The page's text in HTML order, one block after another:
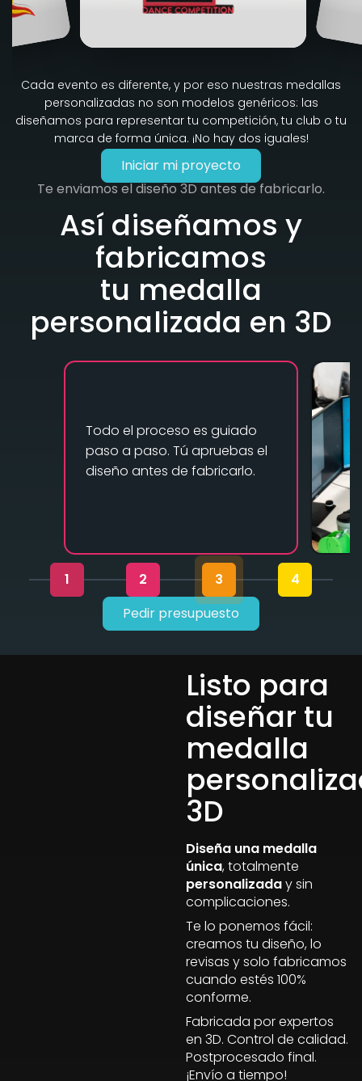
Cada evento es diferente, y por eso nuestras medallas
personalizadas no son modelos genéricos: las
diseñamos para representar tu competición, tu club o tu
marca de forma única. ¡No hay dos iguales!
Iniciar mi proyecto
Te enviamos el diseño 3D antes de fabricarlo.
Así diseñamos y
fabricamos
tu medalla
personalizada en 3D
Todo el proceso es guiado
paso a paso. Tú apruebas el
diseño antes de fabricarlo.
1 2 3
4
Pedir presupuesto
Listo para
diseñar tu
medalla
3D
Diseña una medalla
única, totalmente
personalizaday sin
complicaciones.
Te lo ponemos fácil:
creamos tu diseño, lo
revisas y solo fabricamos
cuando estés 100%
conforme.
Fabricada por expertos
en 3D. Control de calidad.
Postprocesado final.
¡Envío a tiempo!